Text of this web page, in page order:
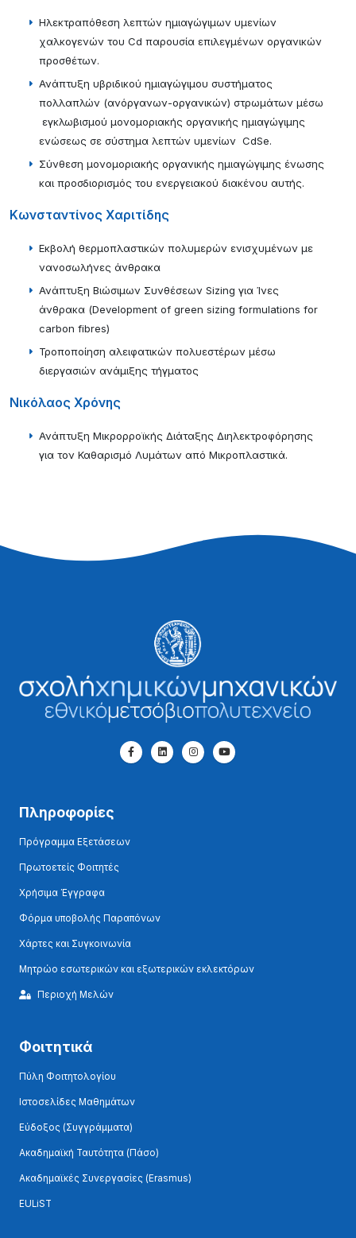
Ηλεκτραπόθεση λεπτών ημιαγώγιμων υμενίων
χαλκογενών του Cd παρουσία επιλεγμένων οργανικών
προσθέτων.
Ανάπτυξη υβριδικού ημιαγώγιμου συστήματος
πολλαπλών (ανόργανων-οργανικών) στρωμάτων μέσω
εγκλωβισμού μονομοριακής οργανικής ημιαγώγιμης
ενώσεως σε σύστημα λεπτών υμενίων CdSe.
Σύνθεση μονομοριακής οργανικής ημιαγώγιμης ένωσης
και προσδιορισμός του ενεργειακού διακένου αυτής.
Κωνσταντίνος Χαριτίδης
Εκβολή θερμοπλαστικών πολυμερών ενισχυμένων με
νανοσωλήνες άνθρακα
Ανάπτυξη Βιώσιμων Συνθέσεων Sizing για Ίνες
άνθρακα (Development of green sizing formulations for
carbon fibres)
Τροποποίηση αλειφατικών πολυεστέρων μέσω
διεργασιών ανάμιξης τήγματος
Νικόλαος Χρόνης
Ανάπτυξη Μικρορροϊκής Διάταξης Διηλεκτροφόρησης
για τον Καθαρισμό Λυμάτων από Μικροπλαστικά.
Πληροφορίες
Πρόγραμμα Εξετάσεων
Πρωτοετείς Φοιτητές
Χρήσιμα Έγγραφα
Φόρμα υποβολής Παραπόνων
Χάρτες και Συγκοινωνία
Μητρώο εσωτερικών και εξωτερικών εκλεκτόρων
Περιοχή Μελών
Φοιτητικά
Πύλη Φοιτητολογίου
Ιστοσελίδες Μαθημάτων
Εύδοξος (Συγγράμματα)
Ακαδημαϊκή Ταυτότητα (Πάσο)
Ακαδημαϊκές Συνεργασίες (Erasmus)
EULiST